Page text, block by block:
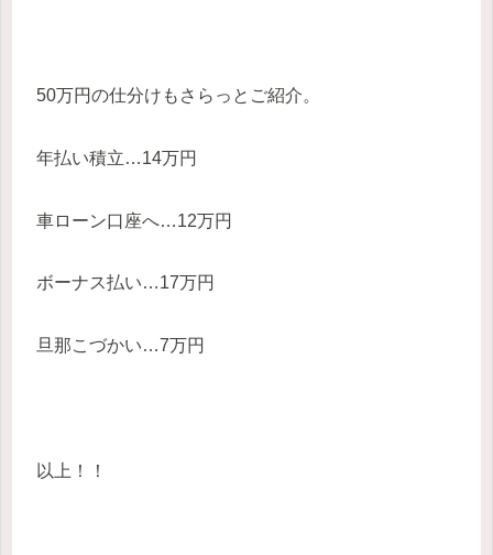
50万円の仕分けもさらっとご紹介。
年払い積立…14万円
車ローン口座へ…12万円
ボーナス払い…17万円
旦那こづかい…7万円
以上！！